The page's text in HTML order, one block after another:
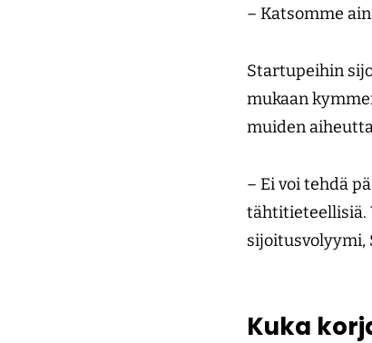
– Katsomme
Startupeihin
mukaan
muiden
– Ei voi tehdä
tähtitieteellisiä.
sijoitusvolyymi,
Kuka